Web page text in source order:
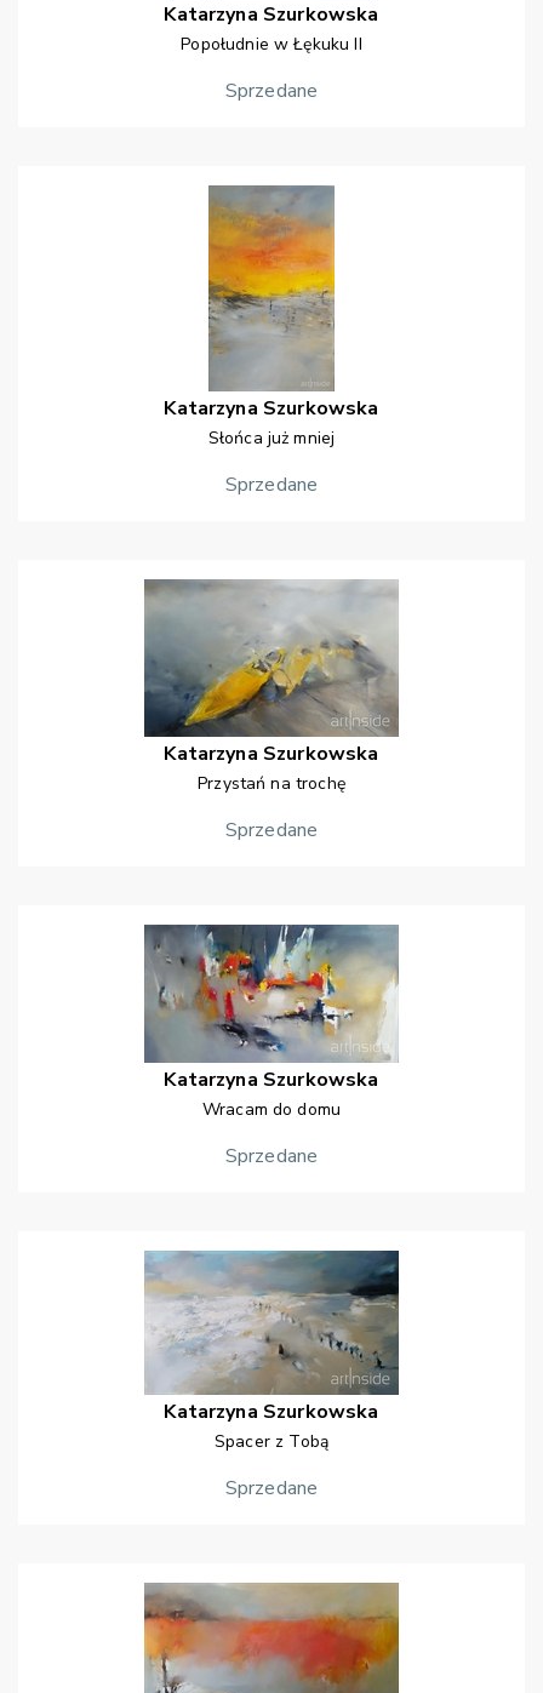
Katarzyna Szurkowska
Popołudnie w Łękuku II
Sprzedane
Katarzyna Szurkowska
Słońca już mniej
Sprzedane
Katarzyna Szurkowska
Przystań na trochę
Sprzedane
Katarzyna Szurkowska
Wracam do domu
Sprzedane
Katarzyna Szurkowska
Spacer z Tobą
Sprzedane